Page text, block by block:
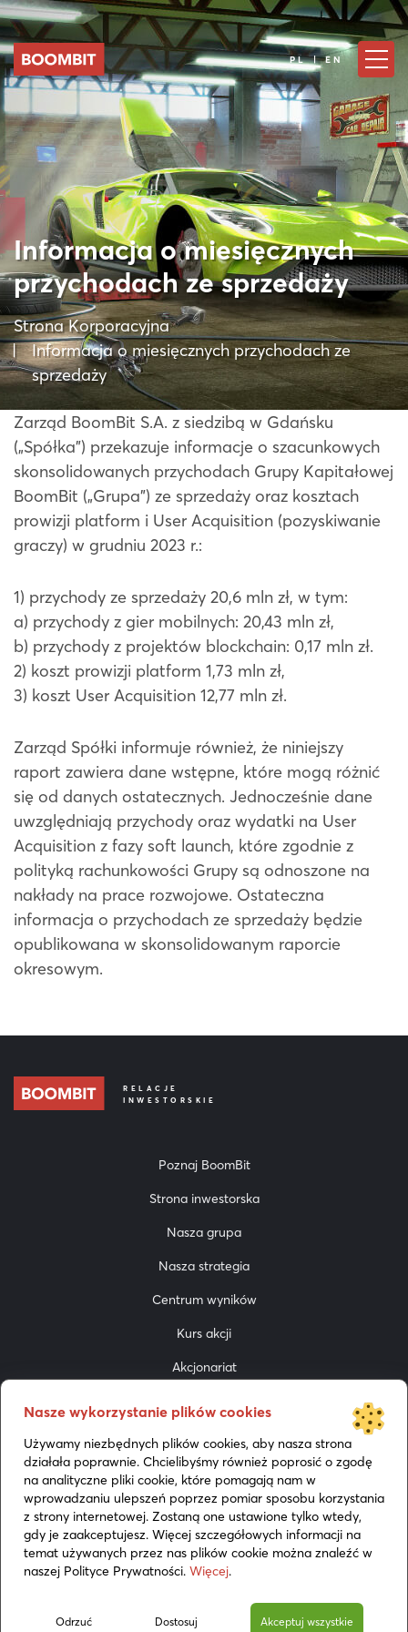
PL | EN
Informacja o miesięcznych
przychodach ze sprzedaży
Strona Korporacyjna
Informacja o miesięcznych przychodach ze
sprzedaży
Zarząd BoomBit S.A. z siedzibą w Gdańsku
(„Spółka”) przekazuje informacje o szacunkowych
skonsolidowanych przychodach Grupy Kapitałowej
BoomBit („Grupa”) ze sprzedaży oraz kosztach
prowizji platform i User Acquisition (pozyskiwanie
graczy) w grudniu 2023 r.:
1) przychody ze sprzedaży 20,6 mln zł, w tym:
a) przychody z gier mobilnych: 20,43 mln zł,
b) przychody z projektów blockchain: 0,17 mln zł.
2) koszt prowizji platform 1,73 mln zł,
3) koszt User Acquisition 12,77 mln zł.
Zarząd Spółki informuje również, że niniejszy
raport zawiera dane wstępne, które mogą różnić
się od danych ostatecznych. Jednocześnie dane
uwzględniają przychody oraz wydatki na User
Acquisition z fazy soft launch, które zgodnie z
polityką rachunkowości Grupy są odnoszone na
nakłady na prace rozwojowe. Ostateczna
informacja o przychodach ze sprzedaży będzie
opublikowana w skonsolidowanym raporcie
okresowym.
RELACJE
INWESTORSKIE
Poznaj BoomBit
Strona inwestorska
Nasza grupa
Nasza strategia
Centrum wyników
Kurs akcji
Akcjonariat
Prezentacje
Media
© 2026 BoomBit. All rights reserved
Nasze wykorzystanie plików cookies
Używamy niezbędnych plików cookies, aby nasza strona
działała poprawnie. Chcielibyśmy również poprosić o zgodę
na analityczne pliki cookie, które pomagają nam w
wprowadzaniu ulepszeń poprzez pomiar sposobu korzystania
z strony internetowej. Zostaną one ustawione tylko wtedy,
gdy je zaakceptujesz. Więcej szczegółowych informacji na
temat używanych przez nas plików cookie można znaleźć w
naszej Polityce Prywatności. Więcej.
Dostosuj
Odrzuć Akceptuj wszystkie